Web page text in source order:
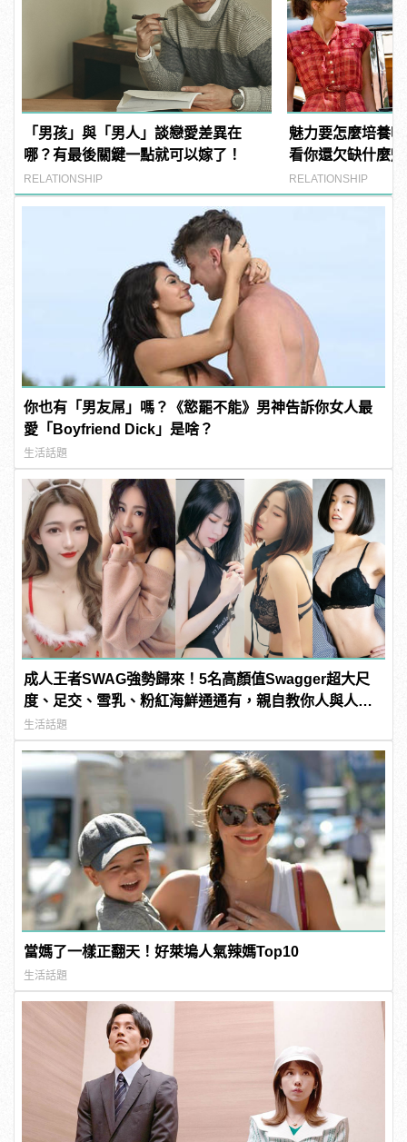
「男孩」與「男人」談戀愛差異在
哪？有最後關鍵一點就可以嫁了！
RELATIONSHIP
魅力要怎麼培養
看你還欠缺什麼
RELATIONSHIP
你也有「男友屌」嗎？《慾罷不能》男神告訴你女人最
愛「Boyfriend Dick」是啥？
生活話題
成人王者SWAG強勢歸來！5名高顏值Swagger超大尺
度、足交、雪乳、粉紅海鮮通通有，親自教你人與人的
連結！ | manfashion這樣變型男
生活話題
當媽了一樣正翻天！好萊塢人氣辣媽Top10
生活話題